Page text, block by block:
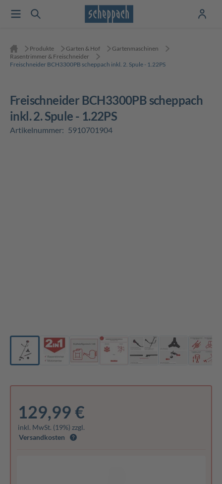
Produkte Garten & Hof
Gartenmaschinen
Rasentrimmer & Freischneider
Freischneider BCH3300PB scheppach inkl. 2. Spule - 1.22PS
Freischneider BCH3300PB scheppach
inkl. 2. Spule - 1.22PS
Artikelnummer: 5910701904
129,99 €
inkl. MwSt. (19%) zzgl.
Versandkosten